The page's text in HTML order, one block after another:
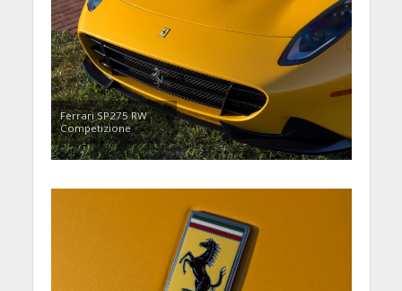
Ferrari SP275 RW
Competizione